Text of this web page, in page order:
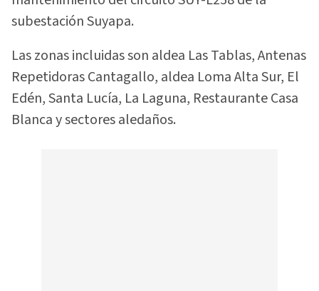
subestación Suyapa.
Las zonas incluidas son aldea Las Tablas, Antenas
Repetidoras Cantagallo, aldea Loma Alta Sur, El
Edén, Santa Lucía, La Laguna, Restaurante Casa
Blanca y sectores aledaños.